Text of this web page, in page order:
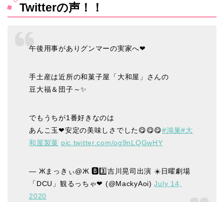
Twitterの声！！
午後用事がありグンマーの実家へ❤
手土産は近所の和菓子屋「大和屋」さんの
豆大福＆団子～✨
でもうちが1番好きなのは
あんこ玉❤安定の美味しさでした😋😋😋#鴻巣#大
和屋製菓 pic.twitter.com/og9nLQGwHY
— Жまっきぃ@Ж 🅱️3️⃣吉川晃司出演 ☀️日曜劇場
「DCU」観るっちゃ❤ (@MackyAoi)July 14,
2020